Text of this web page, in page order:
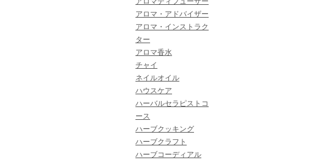
アロマ・アドバイザー
アロマ・インストラク
ター
アロマ香水
チャイ
ネイルオイル
ハウスケア
ハーバルセラピストコ
ース
ハーブクッキング
ハーブクラフト
ハーブコーディアル